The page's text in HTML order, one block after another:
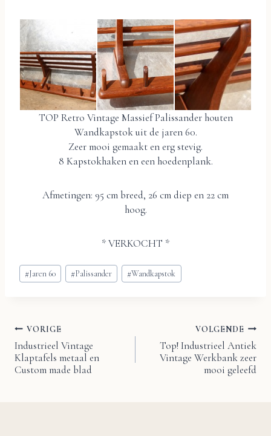
TOP Retro Vintage Massief Palissander houten
Wandkapstok uit de jaren 60.
Zeer mooi gemaakt en erg stevig.
8 Kapstokhaken en een hoedenplank.
Afmetingen: 95 cm breed, 26 cm diep en 22 cm
hoog.
* VERKOCHT *
Bericht
tags:
#Jaren 60 #Palissander #Wandkapstok
Bericht
navigatie
VORIGE
Industrieel Vintage
Klaptafels metaal en
Custom made blad
VOLGENDE
Top! Industrieel Antiek
Vintage Werkbank zeer
mooi geleefd